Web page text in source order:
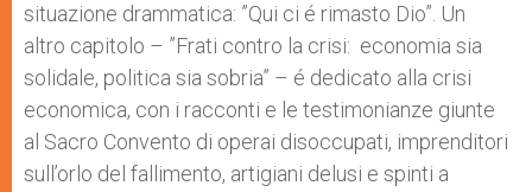
situazione drammatica: ”Qui ci é rimasto Dio”. Un
altro capitolo – ”Frati contro la crisi: economia sia
solidale, politica sia sobria” – é dedicato alla crisi
economica, con i racconti e le testimonianze giunte
al Sacro Convento di operai disoccupati, imprenditori
sull’orlo del fallimento, artigiani delusi e spinti a